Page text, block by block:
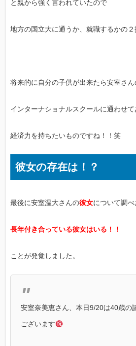
と親から強く言われていたので
地方の国立大に通うか、就職するかの２
将来的に自分の子供が出来たら安室さん
インターナショナルスクールに通わせて
経済力を持ちたいものですね！！笑
彼女の存在は！？
最後に安室温大さんの彼女について調べ
長年付き合っている彼女はいる！！
ことが発覚しました。
安室奈美恵さん、本日9/20は40歳の
ございます